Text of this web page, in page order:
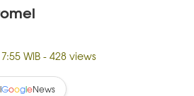
WIB - 428 views
GoogleNews